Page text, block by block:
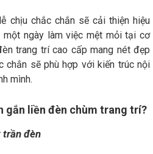
chịu chắc chắn sẽ cải thiện hiệu
ngày làm việc mệt mỏi tại cơ
trang trí cao cấp mang nét đẹp
chắn sẽ phù hợp với kiến trúc nội
mình.
gắn liền đèn chùm trang trí?
trần đèn